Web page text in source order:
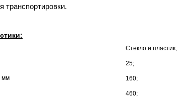
транспортировки.
Стекло и пластик;
25;
мм 160;
460;